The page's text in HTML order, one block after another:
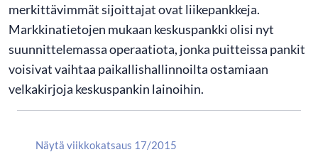
merkittävimmät sijoittajat ovat liikepankkeja.
Markkinatietojen mukaan keskuspankki olisi nyt
suunnittelemassa operaatiota, jonka puitteissa pankit
voisivat vaihtaa paikallishallinnoilta ostamiaan
velkakirjoja keskuspankin lainoihin.
Näytä viikkokatsaus 17/2015